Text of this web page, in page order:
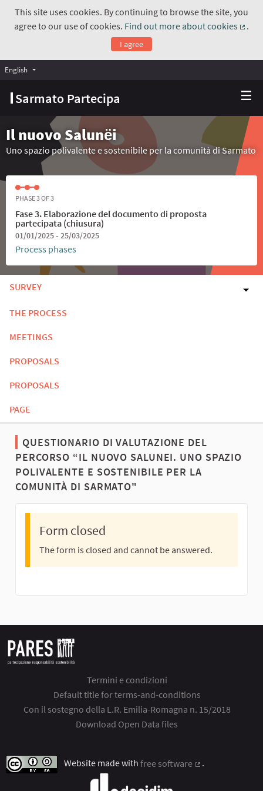
This site uses cookies. By continuing to browse the site, you
agree to our use of cookies. Find out more about cookies
.
I agree
Sarmato Partecipa
English Choose language
Il nuovo Salunёi
Uno spazio polivalente e sostenibile per la comunità di Sarmato
PHASE 3 OF 3
Fase 3. Elaborazione del documento di proposta
partecipata (chiusura)
01/01/2025 - 25/03/2025
Process phases
SURVEY
THE PROCESS
MEETINGS
PROPOSALS
PROPOSALS
PAGE
QUESTIONARIO DI VALUTAZIONE DEL
PERCORSO “IL NUOVO SALUNEI. UNO SPAZIO
POLIVALENTE E SOSTENIBILE PER LA
COMUNITÀ DI SARMATO"
Form closed
The form is closed and cannot be answered.
Termini e condizioni
Default title for terms-and-conditions
Con il sostegno della L.R. Emilia-Romagna n. 15/2018
Download Open Data files
Website made with free software
.